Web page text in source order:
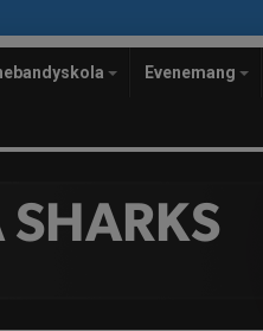
Evenemang
SHARKS